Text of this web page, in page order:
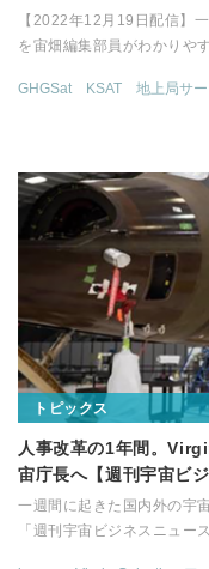
【2022年12月19日配信】
を宙畑編集部員がわかりや
GHGSat KSAT 地上局サ
トピックス
人事改革の1年間。
宙庁長へ【週刊宇宙ビ
一週間に起きた国内外の宇
「週刊宇宙ビジネスニュー